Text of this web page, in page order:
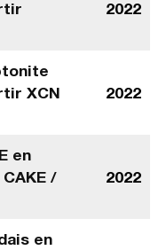
2022
XCN
2022
en
/
2022
en